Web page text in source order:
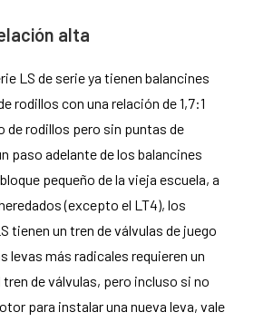
alta
LS de serie ya tienen balancines
rodillos con una relación de 1,7:1
de rodillos pero sin puntas de
paso adelante de los balancines
pequeño de la vieja escuela, a
(excepto el LT4), los
tienen un tren de válvulas de juego
levas más radicales requieren un
de válvulas, pero incluso si no
para instalar una nueva leva, vale